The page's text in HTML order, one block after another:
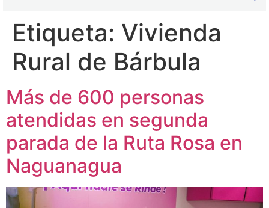
Etiqueta: Vivienda
Rural de Bárbula
Más de 600 personas
atendidas en segunda
parada de la Ruta Rosa en
Naguanagua